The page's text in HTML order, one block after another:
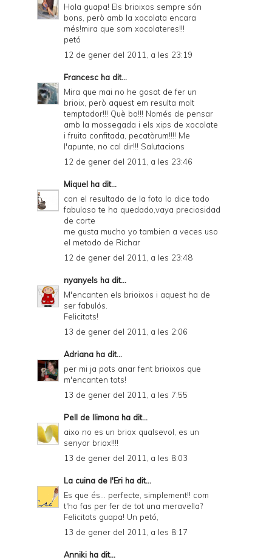
Hola guapa! Els brioixos sempre són
bons, però amb la xocolata encara
més!mira que som xocolateres!!!
petó
12 de gener del 2011, a les 23:19
Francesc ha dit...
Mira que mai no he gosat de fer un
brioix, però aquest em resulta molt
temptador!!! Què bo!!! Només de pensar
amb la mossegada i els xips de xocolate
i fruita confitada, pecatòrum!!!! Me
l'apunte, no cal dir!!! Salutacions
12 de gener del 2011, a les 23:46
Miquel ha dit...
con el resultado de la foto lo dice todo
fabuloso te ha quedado,vaya preciosidad
de corte
me gusta mucho yo tambien a veces uso
el metodo de Richar
12 de gener del 2011, a les 23:48
nyanyels ha dit...
M'encanten els brioixos i aquest ha de
ser fabulós.
Felicitats!
13 de gener del 2011, a les 2:06
Adriana ha dit...
per mi ja pots anar fent brioixos que
m'encanten tots!
13 de gener del 2011, a les 7:55
Pell de llimona ha dit...
aixo no es un briox qualsevol, es un
senyor briox!!!!
13 de gener del 2011, a les 8:03
La cuina de l'Eri ha dit...
Es que és... perfecte, simplement!! com
t'ho fas per fer de tot una meravella?
Felicitats guapa! Un petó,
13 de gener del 2011, a les 8:17
Anniki ha dit...